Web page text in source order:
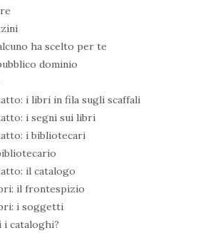
ha scelto per te
dominio
i libri in fila sugli scaffali
i segni sui libri
i bibliotecari
il catalogo
il frontespizio
i soggetti
i cataloghi?